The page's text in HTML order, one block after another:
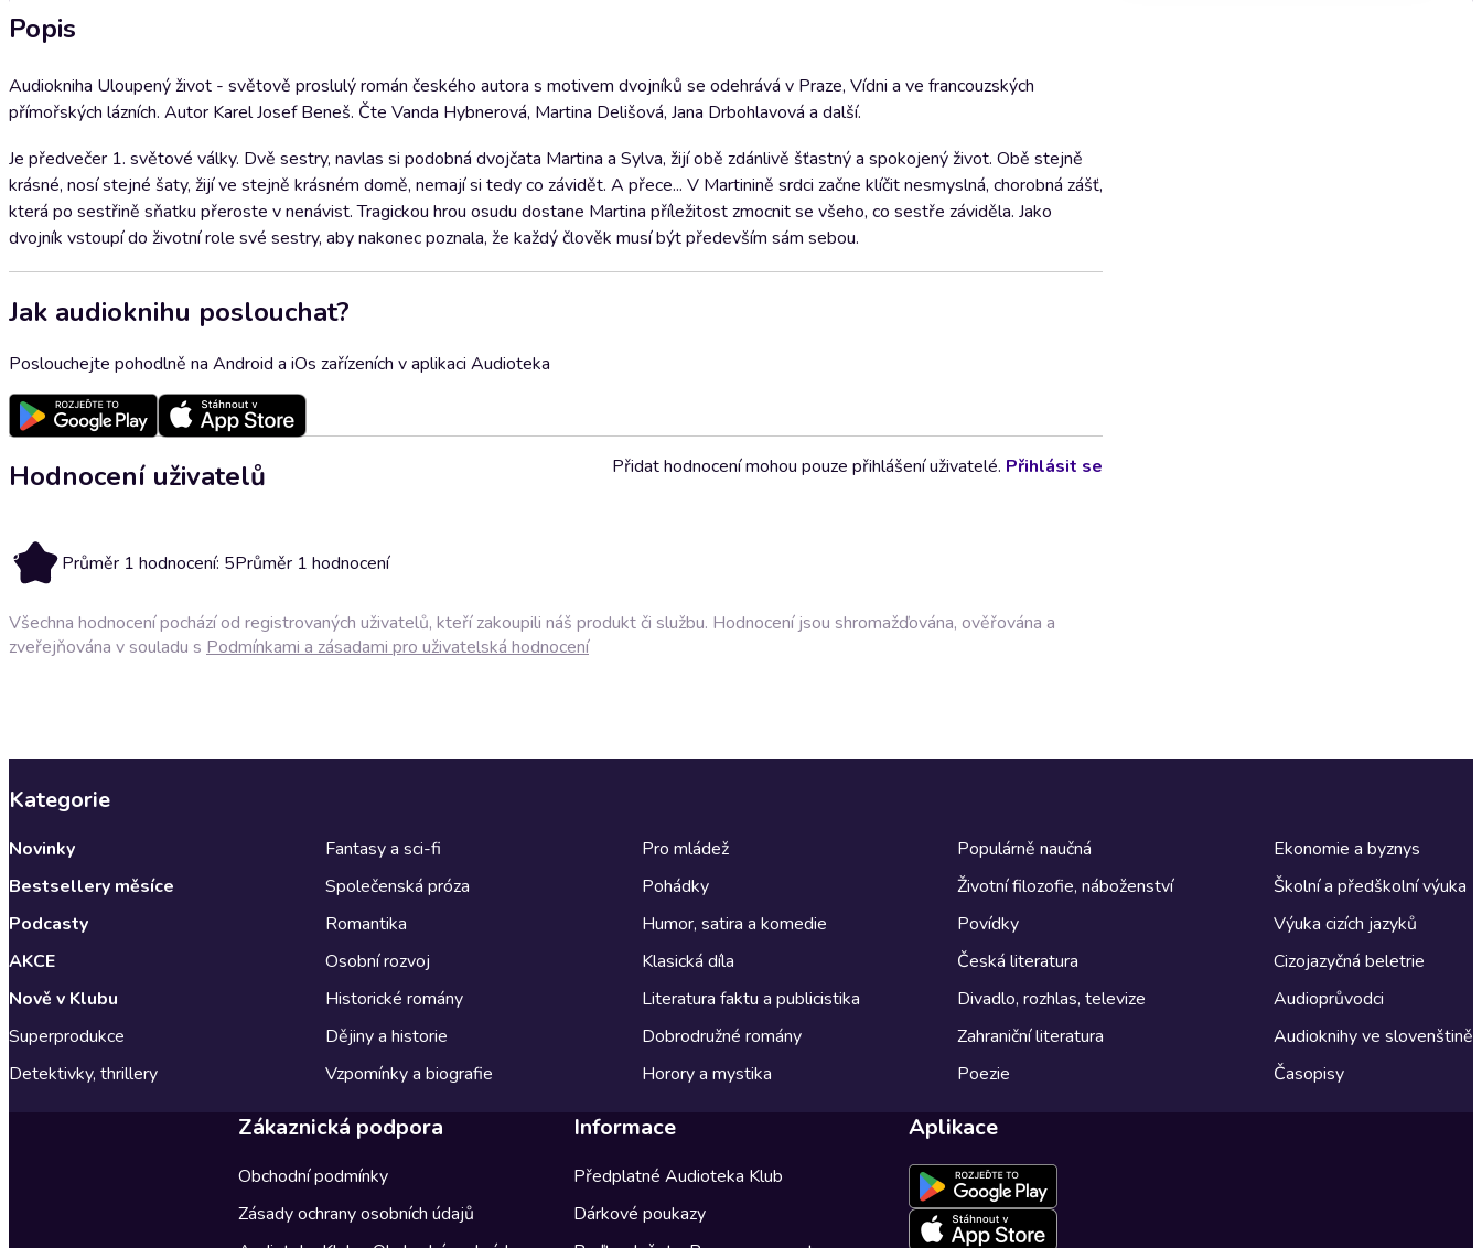
Popis
Audiokniha Uloupený život - světově proslulý román českého autora s motivem dvojníků se odehrává v Praze, Vídni a ve francouzských
přímořských lázních. Autor Karel Josef Beneš. Čte Vanda Hybnerová, Martina Delišová, Jana Drbohlavová a další.
Je předvečer 1. světové války. Dvě sestry, navlas si podobná dvojčata Martina a Sylva, žijí obě zdánlivě šťastný a spokojený život. Obě stejně
krásné, nosí stejné šaty, žijí ve stejně krásném domě, nemají si tedy co závidět. A přece... V Martinině srdci začne klíčit nesmyslná, chorobná zášť,
která po sestřině sňatku přeroste v nenávist. Tragickou hrou osudu dostane Martina příležitost zmocnit se všeho, co sestře záviděla. Jako
dvojník vstoupí do životní role své sestry, aby nakonec poznala, že každý člověk musí být především sám sebou.
Jak audioknihu poslouchat?
Poslouchejte pohodlně na Android a iOs zařízeních v aplikaci Audioteka
Hodnocení uživatelů
5 Průměr 1 hodnocení: 5Průměr 1 hodnocení
Přidat hodnocení mohou pouze přihlášení uživatelé. Přihlásit se
Všechna hodnocení pochází od registrovaných uživatelů, kteří zakoupili náš produkt či službu. Hodnocení jsou shromažďována, ověřována a
zveřejňována v souladu s Podmínkami a zásadami pro uživatelská hodnocení
Kategorie
Novinky
Bestsellery měsíce
Podcasty
AKCE
Nově v Klubu
Superprodukce
Detektivky, thrillery
Fantasy a sci-fi
Společenská próza
Romantika
Osobní rozvoj
Historické romány
Dějiny a historie
Vzpomínky a biografie
Pro mládež
Pohádky
Humor, satira a komedie
Klasická díla
Literatura faktu a publicistika
Dobrodružné romány
Horory a mystika
Populárně naučná
Životní filozofie, náboženství
Povídky
Česká literatura
Divadlo, rozhlas, televize
Zahraniční literatura
Poezie
Ekonomie a byznys
Školní a předškolní výuka
Výuka cizích jazyků
Cizojazyčná beletrie
Audioprůvodci
Audioknihy ve slovenštině
Časopisy
Zákaznická podpora
Obchodní podmínky
Zásady ochrany osobních údajů
Informace
Předplatné Audioteka Klub
Dárkové poukazy
Aplikace